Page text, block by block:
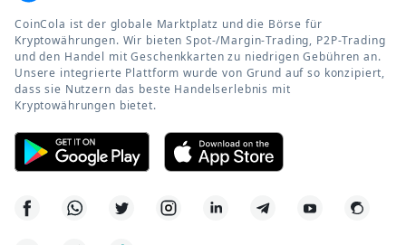
CoinCola ist der globale Marktplatz und die Börse für
Kryptowährungen. Wir bieten Spot-/Margin-Trading, P2P-Trading
und den Handel mit Geschenkkarten zu niedrigen Gebühren an.
Unsere integrierte Plattform wurde von Grund auf so konzipiert,
dass sie Nutzern das beste Handelserlebnis mit
Kryptowährungen bietet.